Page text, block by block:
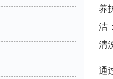
养
洁
清
通